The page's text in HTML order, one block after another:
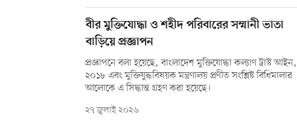
বীর মুক্তিযোদ্ধা ও শহীদ পরিবারের সম্মানী ভাতা
বাড়িয়ে প্রজ্ঞাপন
প্রজ্ঞাপনে বলা হয়েছে, বাংলাদেশ মুক্তিযোদ্ধা কল্যাণ ট্রাস্ট আইন,
২০১৮ এবং মুক্তিযুদ্ধবিষয়ক মন্ত্রণালয় প্রণীত সংশ্লিষ্ট বিধিমালার
আলোকে এ সিদ্ধান্ত গ্রহণ করা হয়েছে।
২৭ জুলাই ২০২৬